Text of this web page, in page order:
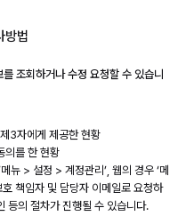
방법
조회하거나 수정 요청할 수 있습니
3자에게 제공한 현황
의를 한 현황
뉴 > 설정 > 계정관리’, 웹의 경우 ‘메
책임자 및 담당자 이메일로 요청하
등의 절차가 진행될 수 있습니다.